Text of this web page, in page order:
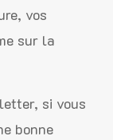
vos
sur la
si vous
bonne